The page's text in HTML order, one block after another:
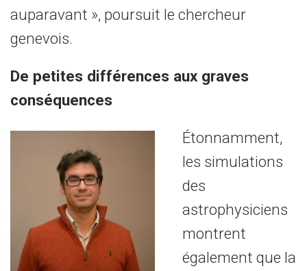
auparavant », poursuit le chercheur
genevois.
De petites différences aux graves
conséquences
Étonnamment,
les simulations
des
astrophysiciens
montrent
également que la